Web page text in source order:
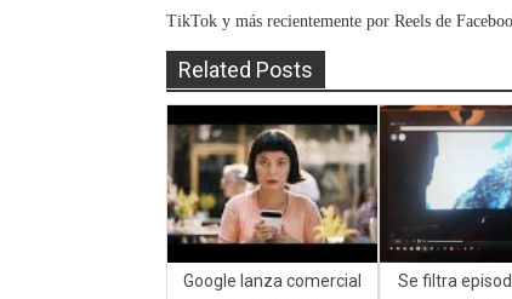
TikTok y más recientemente por Reels de
Related Posts
Google lanza comercial
Se filtra